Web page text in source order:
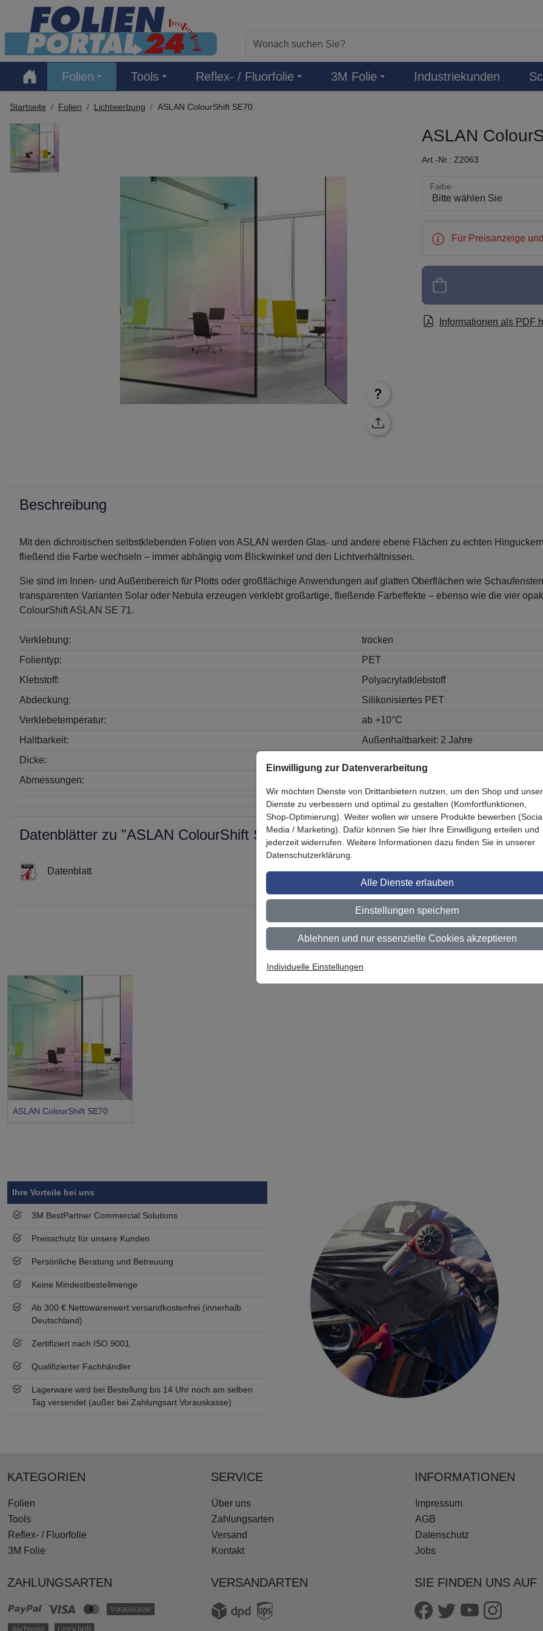
Hauptregion der Seite anspringen
Folien Tools Reflex- / Fluorfolie 3M Folie Industriekunden
Startseite Folien Lichtwerbung ASLAN ColourShift SE70
ASLAN
Art.-Nr.: Z2063
Farbe wählen
Farbe
Für Preisanzeige
Informationen als PDF
Beschreibung
Mit den dichroitischen selbstklebenden Folien von ASLAN werden Glas- und andere ebene Flächen zu echten
fließend die Farbe wechseln – immer abhängig vom Blickwinkel und den Lichtverhältnissen.
Sie sind im Innen- und Außenbereich für Plotts oder großflächige Anwendungen auf glatten Oberflächen wie
transparenten Varianten Solar oder Nebula erzeugen verklebt großartige, fließende Farbeffekte – ebenso wie die vier
ColourShift ASLAN SE 71.
Verklebung:
trocken
Folientyp:
PET
Klebstoff:
Polyacrylatklebstoff
Abdeckung:
Silikonisiertes PET
Verklebetemperatur:
ab +10°C
Haltbarkeit:
Außenhaltbarkeit: 2 Jahre
Dicke:
Abmessungen:
Datenblätter zu "ASLAN ColourShift SE70"
Datenblatt
Zuletzt angesehen
ASLAN ColourShift SE70
Ihre Vorteile bei uns
3M BestPartner Commercial Solutions
Preisschutz für unsere Kunden
Persönliche Beratung und Betreuung
Keine Mindestbestellmenge
Ab 300 € Nettowarenwert versandkostenfrei (innerhalb
Deutschland)
Zertifiziert nach ISO 9001
Qualifizierter Fachhändler
Lagerware wird bei Bestellung bis 14 Uhr noch am selben
Tag versendet (außer bei Zahlungsart Vorauskasse)
KATEGORIEN
Folien
Tools
Reflex- / Fluorfolie
3M Folie
SERVICE
Über uns
Zahlungsarten
Versand
Kontakt
INFORMATIONEN
Impressum
AGB
Datenschutz
Jobs
ZAHLUNGSARTEN VERSANDARTEN SIE FINDEN UNS AUF
Einwilligung zur Datenverarbeitung
Wir möchten Dienste von Drittanbietern nutzen, um den Shop und
Dienste zu verbessern und optimal zu gestalten (Komfortfunktionen,
Shop-Optimierung). Weiter wollen wir unsere Produkte bewerben
Media / Marketing). Dafür können Sie hier Ihre Einwilligung erteilen und
jederzeit widerrufen. Weitere Informationen dazu finden Sie in unserer
Datenschutzerklärung.
Alle Dienste erlauben
Einstellungen speichern
Ablehnen und nur essenzielle Cookies akzeptieren
Individuelle Einstellungen